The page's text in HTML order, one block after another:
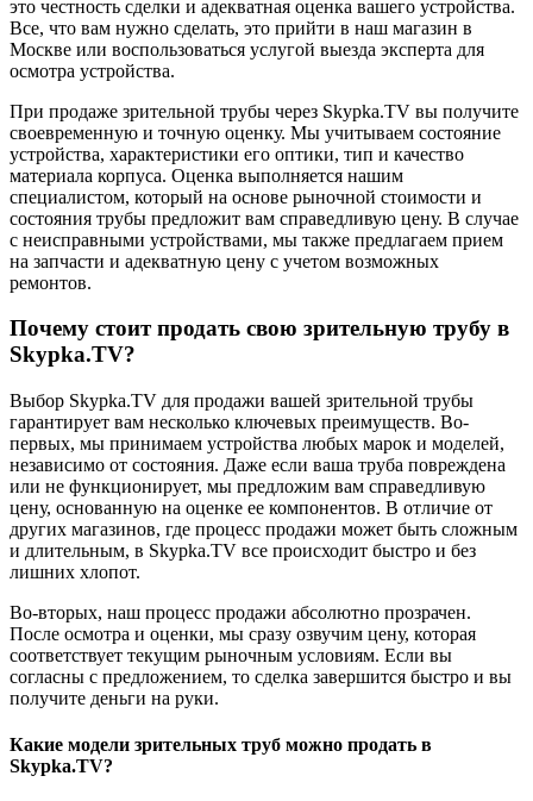
это честность сделки и адекватная оценка вашего устройства.
Все, что вам нужно сделать, это прийти в наш магазин в
Москве или воспользоваться услугой выезда эксперта для
осмотра устройства.
При продаже зрительной трубы через Skypka.TV вы получите
своевременную и точную оценку. Мы учитываем состояние
устройства, характеристики его оптики, тип и качество
материала корпуса. Оценка выполняется нашим
специалистом, который на основе рыночной стоимости и
состояния трубы предложит вам справедливую цену. В случае
с неисправными устройствами, мы также предлагаем прием
на запчасти и адекватную цену с учетом возможных
ремонтов.
Почему стоит продать свою зрительную трубу в
Skypka.TV?
Выбор Skypka.TV для продажи вашей зрительной трубы
гарантирует вам несколько ключевых преимуществ. Во-
первых, мы принимаем устройства любых марок и моделей,
независимо от состояния. Даже если ваша труба повреждена
или не функционирует, мы предложим вам справедливую
цену, основанную на оценке ее компонентов. В отличие от
других магазинов, где процесс продажи может быть сложным
и длительным, в Skypka.TV все происходит быстро и без
лишних хлопот.
Во-вторых, наш процесс продажи абсолютно прозрачен.
После осмотра и оценки, мы сразу озвучим цену, которая
соответствует текущим рыночным условиям. Если вы
согласны с предложением, то сделка завершится быстро и вы
получите деньги на руки.
Какие модели зрительных труб можно продать в
Skypka.TV?